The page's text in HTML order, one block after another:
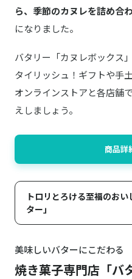
ら、季節のカヌレを詰め合
になりました。
バタリー「カヌレボックス
タイリッシュ！ギフトや手
オンラインストアと各店舗
えしましょう。
商品詳
トロリとろける至福のお
ター｣
美味しいバターにこだわる
焼き菓子専門店「バ